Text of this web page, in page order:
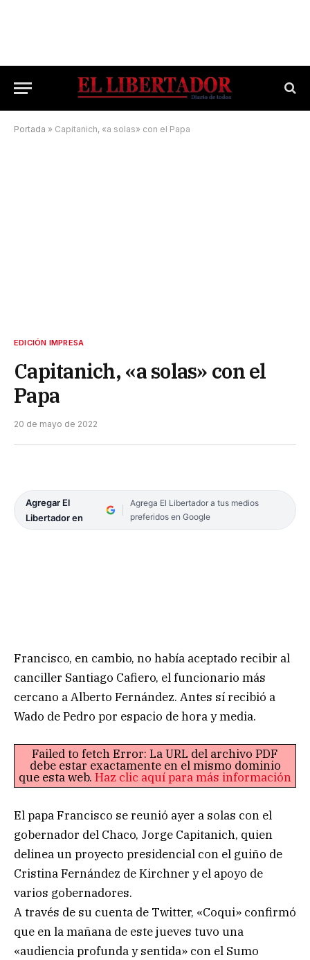
Portada » Capitanich, «a solas» con el Papa
EDICIÓN IMPRESA
Capitanich, «a solas» con el
Papa
20 de mayo de 2022
Agregar El
Libertador en
Agrega El Libertador a tus medios
preferidos en Google
Francisco, en cambio, no había aceptado recibir al
canciller Santiago Cafiero, el funcionario más
cercano a Alberto Fernández. Antes sí recibió a
Wado de Pedro por espacio de hora y media.
Failed to fetch Error: La URL del archivo PDF
debe estar exactamente en el mismo dominio
que esta web. Haz clic aquí para más información
El papa Francisco se reunió ayer a solas con el
gobernador del Chaco, Jorge Capitanich, quien
delinea un proyecto presidencial con el guiño de
Cristina Fernández de Kirchner y el apoyo de
varios gobernadores.
A través de su cuenta de Twitter, «Coqui» confirmó
que en la mañana de este jueves tuvo una
«audiencia profunda y sentida» con el Sumo